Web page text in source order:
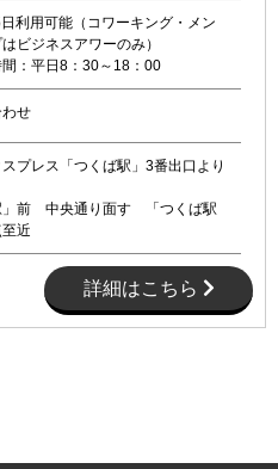
利用可能（コワーキング・メン
ビジネスアワーのみ）
間：平日8：30～18：00
せ
プレス「つくば駅」3番出口より
」前 中央通り面す 「つくば駅
近
詳細はこちら